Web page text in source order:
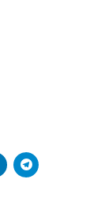
Cliquez
pour
Cliquez
pour